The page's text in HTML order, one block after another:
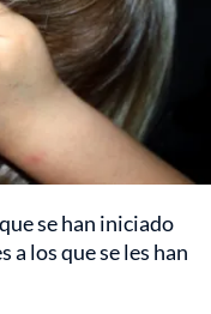
se han iniciado
a los que se les han